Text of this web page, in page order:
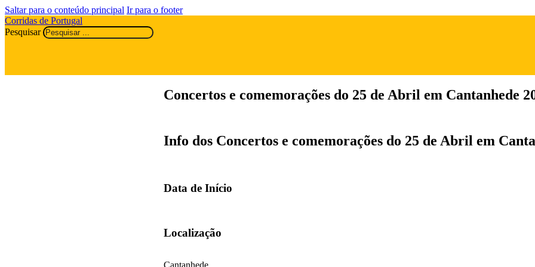
Saltar para o conteúdo principal Ir para o footer
Corridas de Portugal
Pesquisar
Concertos e comemorações do 25 de Abril em Cantanhede
Info dos Concertos e comemorações do 25 de Abril em
Data de Início
Localização